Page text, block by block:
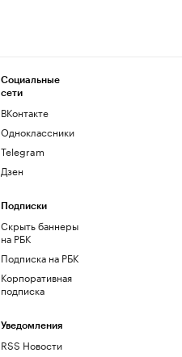
Социальные
сети
ВКонтакте
Одноклассники
Telegram
Дзен
Подписки
Скрыть баннеры
на РБК
Подписка на РБК
Корпоративная
подписка
Уведомления
RSS Новости